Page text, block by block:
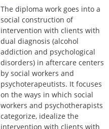
The diploma work goes into a
social construction of
intervention with clients with
dual diagnosis (alcohol
addiction and psychological
disorders) in aftercare centers
by social workers and
psychoterapeutists. It focuses
on the ways in which social
workers and psychotherapists
categorize, idealize the
intervention with clients with